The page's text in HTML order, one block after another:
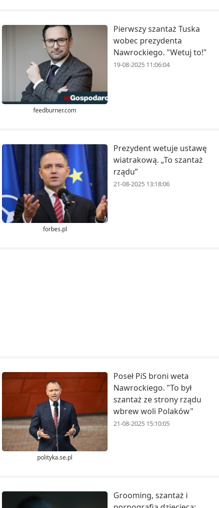
feedburner.com
Pierwszy szantaż Tuska
wobec prezydenta
Nawrockiego. "Wetuj to!"
19-08-2025 11:06:04
forbes.pl
Prezydent wetuje ustawę
wiatrakową. „To szantaż
rządu”
21-08-2025 13:18:06
polityka.se.pl
Poseł PiS broni weta
Nawrockiego. "To był
szantaż ze strony rządu
wbrew woli Polaków"
21-08-2025 15:10:05
​Grooming, szantaż i